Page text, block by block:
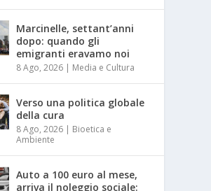
Marcinelle, settant’anni
dopo: quando gli
emigranti eravamo noi
8 Ago, 2026 | Media e Cultura
Verso una politica globale
della cura
8 Ago, 2026 | Bioetica e
Ambiente
Auto a 100 euro al mese,
arriva il noleggio sociale: